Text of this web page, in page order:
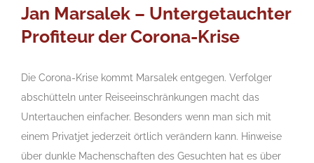
Jan Marsalek – Untergetauchter
Profiteur der Corona-Krise
Die Corona-Krise kommt Marsalek entgegen. Verfolger
abschütteln unter Reiseeinschränkungen macht das
Untertauchen einfacher. Besonders wenn man sich mit
einem Privatjet jederzeit örtlich verändern kann. Hinweise
über dunkle Machenschaften des Gesuchten hat es über